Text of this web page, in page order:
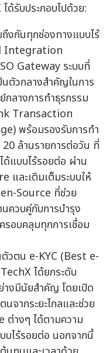
ด้รับประกอบไปด้วย:
ถึงกันทุกช่องทางแบบไร้
Integration
Gateway ระบบที่
ตัวกลางสำคัญในการ
กลางการทำธุรกรรม
Transaction
พร้อมรองรับการทำ
ล้านรายการต่อวัน ที่
ด้แบบไร้รอยต่อ ผ่าน
ละเติมเต็มระบบให้
Source ที่ช่วย
ควบคู่กับการบำรุง
อบคลุมทุกการเชื่อม
วตน e-KYC (Best e-
ได้ยกระดับ
างมีนัยสำคัญ โดยเปิด
จากระยะไกลและช่วย
ต่างๆ ได้ตามความ
บไร้รอยต่อ นอกจากนี้